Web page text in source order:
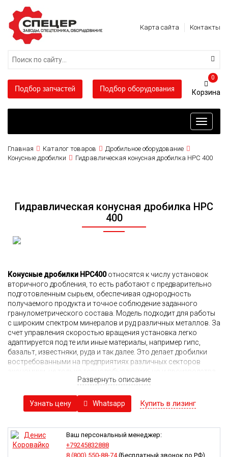
Карта сайта Контакты
Подбор запчастей Подбор оборудования
0
Toggle
Главная Каталог товаров
Дробильное оборудование
Конусные дробилки
Гидравлическая конусная дробилка HPC 400
Гидравлическая конусная дробилка HPC
400
Конусные дробилки HPC400относятся к числу установок
вторичного дробления, то есть работают с предварительно
подготовленным сырьем, обеспечивая однородность
получаемого продукта и точное соблюдение заданного
гранулометрического состава. Модель подходит для работы
с широким спектром минералов и руд различных металлов. За
счет управления скоростью вращения установка легко
адаптируется под те или иные материалы, например гипс,
базальт, известняки, руда и так далее. Это делает дробилки
востребованными на предприятиях различных секторов
экономики, не только горнодобывающих, но и производства
стройматериалов, цемента, в металлургии и так далее.
Технология дробления предусматривает механическое
воздействие на породу сдавливанием между двумя
металлическими конусами, один из которых является
высокопрочных сталей позволяет добиться высокой
прочности, надежности и долговечности оборудования,
низкую скорость эксплуатационного износа. Эксцентрик и
Развернуть описание
Узнать цену Whatsapp Купить в лизинг
Ваш персональный менеджер:
+79245832888
8 (800) 550-88-74(Бесплатный звонок по РФ)